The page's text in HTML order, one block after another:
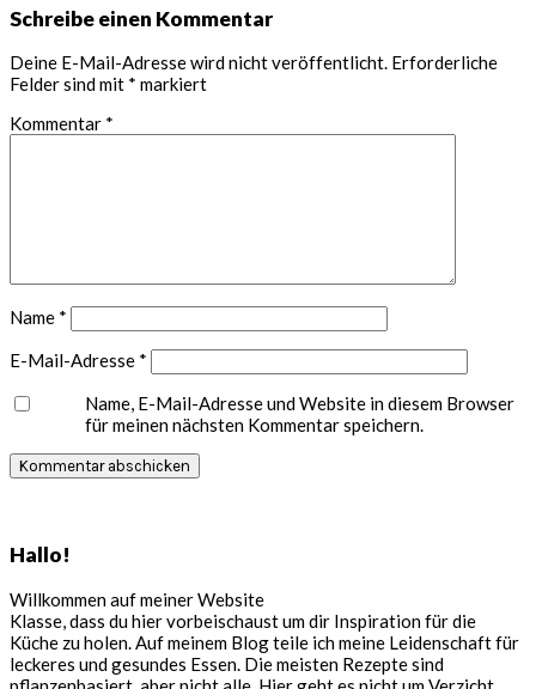
Leser-
Interaktionen
Schreibe einen Kommentar
Deine E-Mail-Adresse wird nicht veröffentlicht. Erforderliche
Felder sind mit * markiert
Kommentar *
Name *
E-Mail-Adresse *
Name, E-Mail-Adresse und Website in diesem Browser
für meinen nächsten Kommentar speichern.
Hallo!
Willkommen auf meiner Website
Klasse, dass du hier vorbeischaust um dir Inspiration für die
Küche zu holen. Auf meinem Blog teile ich meine Leidenschaft für
leckeres und gesundes Essen. Die meisten Rezepte sind